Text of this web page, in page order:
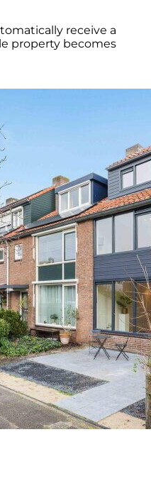
receive a
property becomes